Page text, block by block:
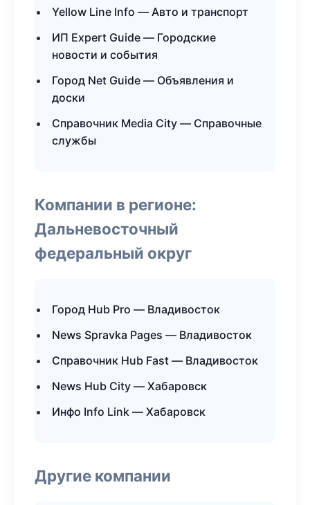
Yellow Line Info — Авто и транспорт
ИП Expert Guide — Городские
новости и события
Город Net Guide — Объявления и
доски
Справочник Media City — Справочные
службы
Компании в регионе:
Дальневосточный
федеральный округ
Город Hub Pro — Владивосток
News Spravka Pages — Владивосток
Справочник Hub Fast — Владивосток
News Hub City — Хабаровск
Инфо Info Link — Хабаровск
Другие компании